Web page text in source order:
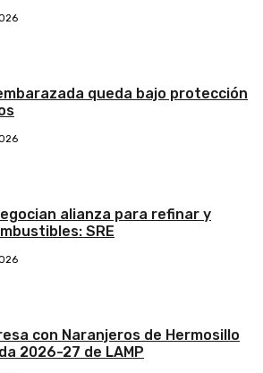
queda bajo protección
alianza para refinar y
SRE
con Naranjeros de Hermosillo
2026-27 de LAMP